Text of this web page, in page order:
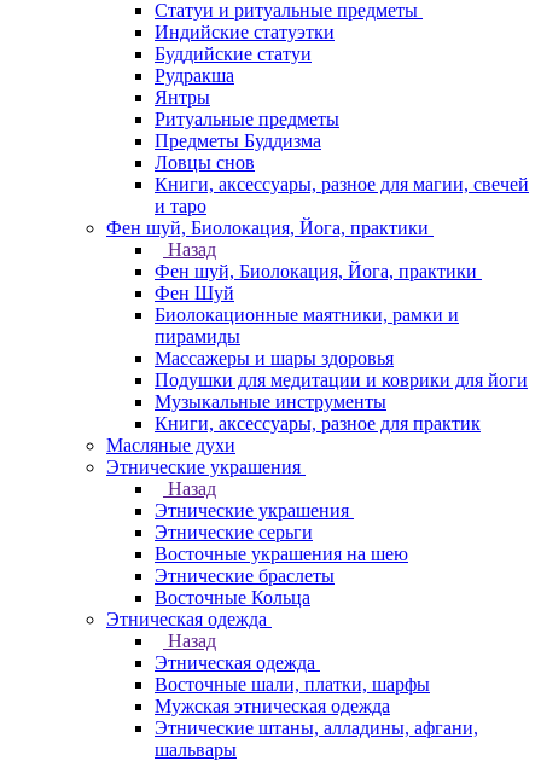
Статуи и ритуальные предметы
Индийские статуэтки
Буддийские статуи
Рудракша
Янтры
Ритуальные предметы
Предметы Буддизма
Ловцы снов
Книги, аксессуары, разное для магии, свечей
и таро
Фен шуй, Биолокация, Йога, практики
Назад
Фен шуй, Биолокация, Йога, практики
Фен Шуй
Биолокационные маятники, рамки и
пирамиды
Массажеры и шары здоровья
Подушки для медитации и коврики для йоги
Музыкальные инструменты
Книги, аксессуары, разное для практик
Масляные духи
Этнические украшения
Назад
Этнические украшения
Этнические серьги
Восточные украшения на шею
Этнические браслеты
Восточные Кольца
Этническая одежда
Назад
Этническая одежда
Восточные шали, платки, шарфы
Мужская этническая одежда
Этнические штаны, алладины, афгани,
шальвары